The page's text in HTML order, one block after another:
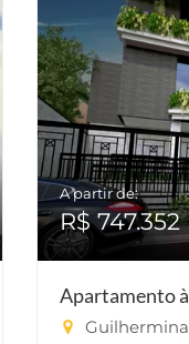
A partir de:
R$ 747.352
Apartamento